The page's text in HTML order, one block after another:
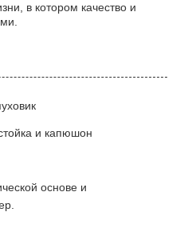
в котором качество и
и капюшон
основе и